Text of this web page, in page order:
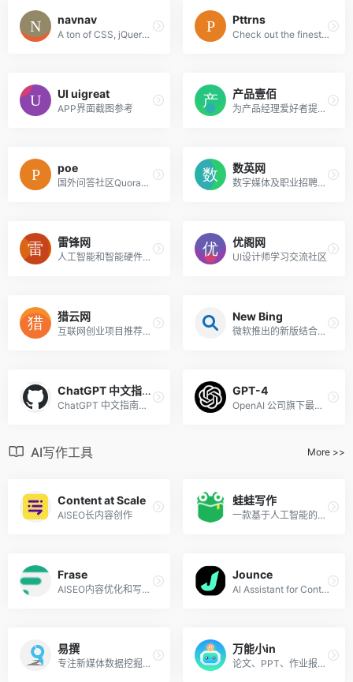
navnav
A ton of CSS, jQuery, and JavaScript responsive navigation examples, demos, and tutorials from all over the web.
Pttrns
Check out the finest collection of design patterns, resources, mobile apps and inspiration
UI uigreat
APP界面截图参考
产品壹佰
为产品经理爱好者提供最优质的产品资讯、原创内容和相关视频课程
poe
国外问答社区Quora推出的AI问答机器人工具，集成了ChatGPT/GPT-4、Claude+及其多个竞品l
数英网
数字媒体及职业招聘网站
雷锋网
人工智能和智能硬件领域的互联网科技媒体
优阁网
UI设计师学习交流社区
猎云网
互联网创业项目推荐和创业创新资讯
New Bing
微软推出的新版结合了ChatGPT功能的必应
ChatGPT 中文指南，指令指南
ChatGPT 中文指南项目旨在帮助中文用户了解和使用ChatGPT。我们收集了各种免费和付费的ChatGPT资源，以及如何更有效地使用中文与 ChatGPT 进行交流的方法。在这个仓库中，您将找到丰富的 ChatGPT工具、应用和示例。
GPT-4
OpenAI 公司旗下最新的 GPT-4模型
AI写作工具 More >>
Content at Scale
AISEO长内容创作
蛙蛙写作
一款基于人工智能的写作助手，它可以帮助你创作出各种类型、风格、主题的小说
Frase
AISEO内容优化和写作工具
Jounce
Al Assistant for Content Teams
易撰
专注新媒体数据挖掘分析服务_让新媒体内容创作更高效
万能小in
论文、PPT、作业报告,只需要一键,万能小in就能帮你完成~还有更多Al助手等你解锁!